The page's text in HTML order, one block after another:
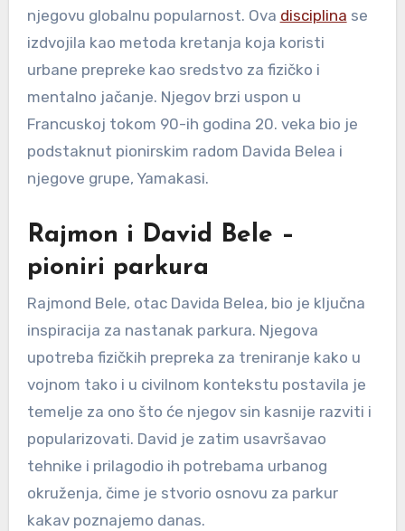
njegovu globalnu popularnost. Ova disciplina se
izdvojila kao metoda kretanja koja koristi
urbane prepreke kao sredstvo za fizičko i
mentalno jačanje. Njegov brzi uspon u
Francuskoj tokom 90-ih godina 20. veka bio je
podstaknut pionirskim radom Davida Belea i
njegove grupe, Yamakasi.
Rajmon i David Bele –
pioniri parkura
Rajmond Bele, otac Davida Belea, bio je ključna
inspiracija za nastanak parkura. Njegova
upotreba fizičkih prepreka za treniranje kako u
vojnom tako i u civilnom kontekstu postavila je
temelje za ono što će njegov sin kasnije razviti i
popularizovati. David je zatim usavršavao
tehnike i prilagodio ih potrebama urbanog
okruženja, čime je stvorio osnovu za parkur
kakav poznajemo danas.